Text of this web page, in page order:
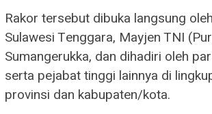
Rakor tersebut dibuka langsung
Sulawesi Tenggara, Mayjen TNI
Sumangerukka, dan dihadiri oleh
serta pejabat tinggi lainnya di
provinsi dan kabupaten/kota.